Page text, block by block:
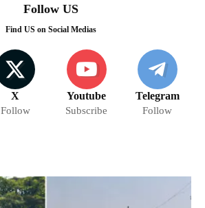
Follow US
Find US on Social Medias
X
Follow
Youtube
Subscribe
Telegram
Follow